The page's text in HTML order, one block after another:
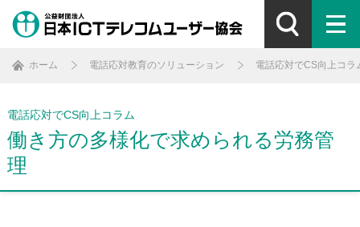
ホーム 電話応対教育のソリューション 電話応対でCS向上コラ
電話応対でCS向上コラム
働き方の多様化で求められる労務管
理